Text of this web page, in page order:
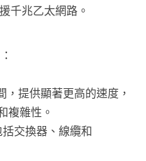
千兆乙太網路。
提供顯著更高的速度，
複雜性。
交換器、線纜和